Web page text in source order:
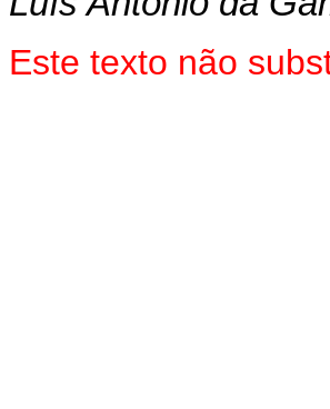
Este texto não